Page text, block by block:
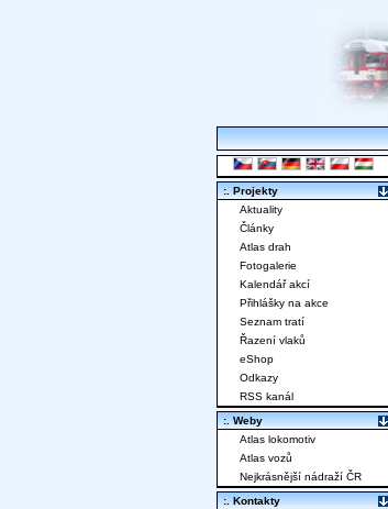
:. Projekty
Aktuality
Články
Atlas drah
Fotogalerie
Kalendář akcí
Přihlášky na akce
Seznam tratí
Řazení vlaků
eShop
Odkazy
RSS kanál
:. Weby
Atlas lokomotiv
Atlas vozů
Nejkrásnější nádraží ČR
:. Kontakty